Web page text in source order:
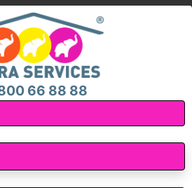
66 88 88